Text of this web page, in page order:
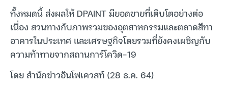
ทั้งหมดนี้ ส่งผลให้ DPAINT มียอดขายที่เติบโตอย่างต่อ
เนื่อง สวนทางกับภาพรวมของอุตสาหกรรมและตลาดสีทา
อาคารในประเทศ และเศรษฐกิจโดยรวมที่ยังคงเผชิญกับ
ความท้าทายจากสถานการ์โควิด-19
โดย สำนักข่าวอินโฟเควสท์ (28 ธ.ค. 64)